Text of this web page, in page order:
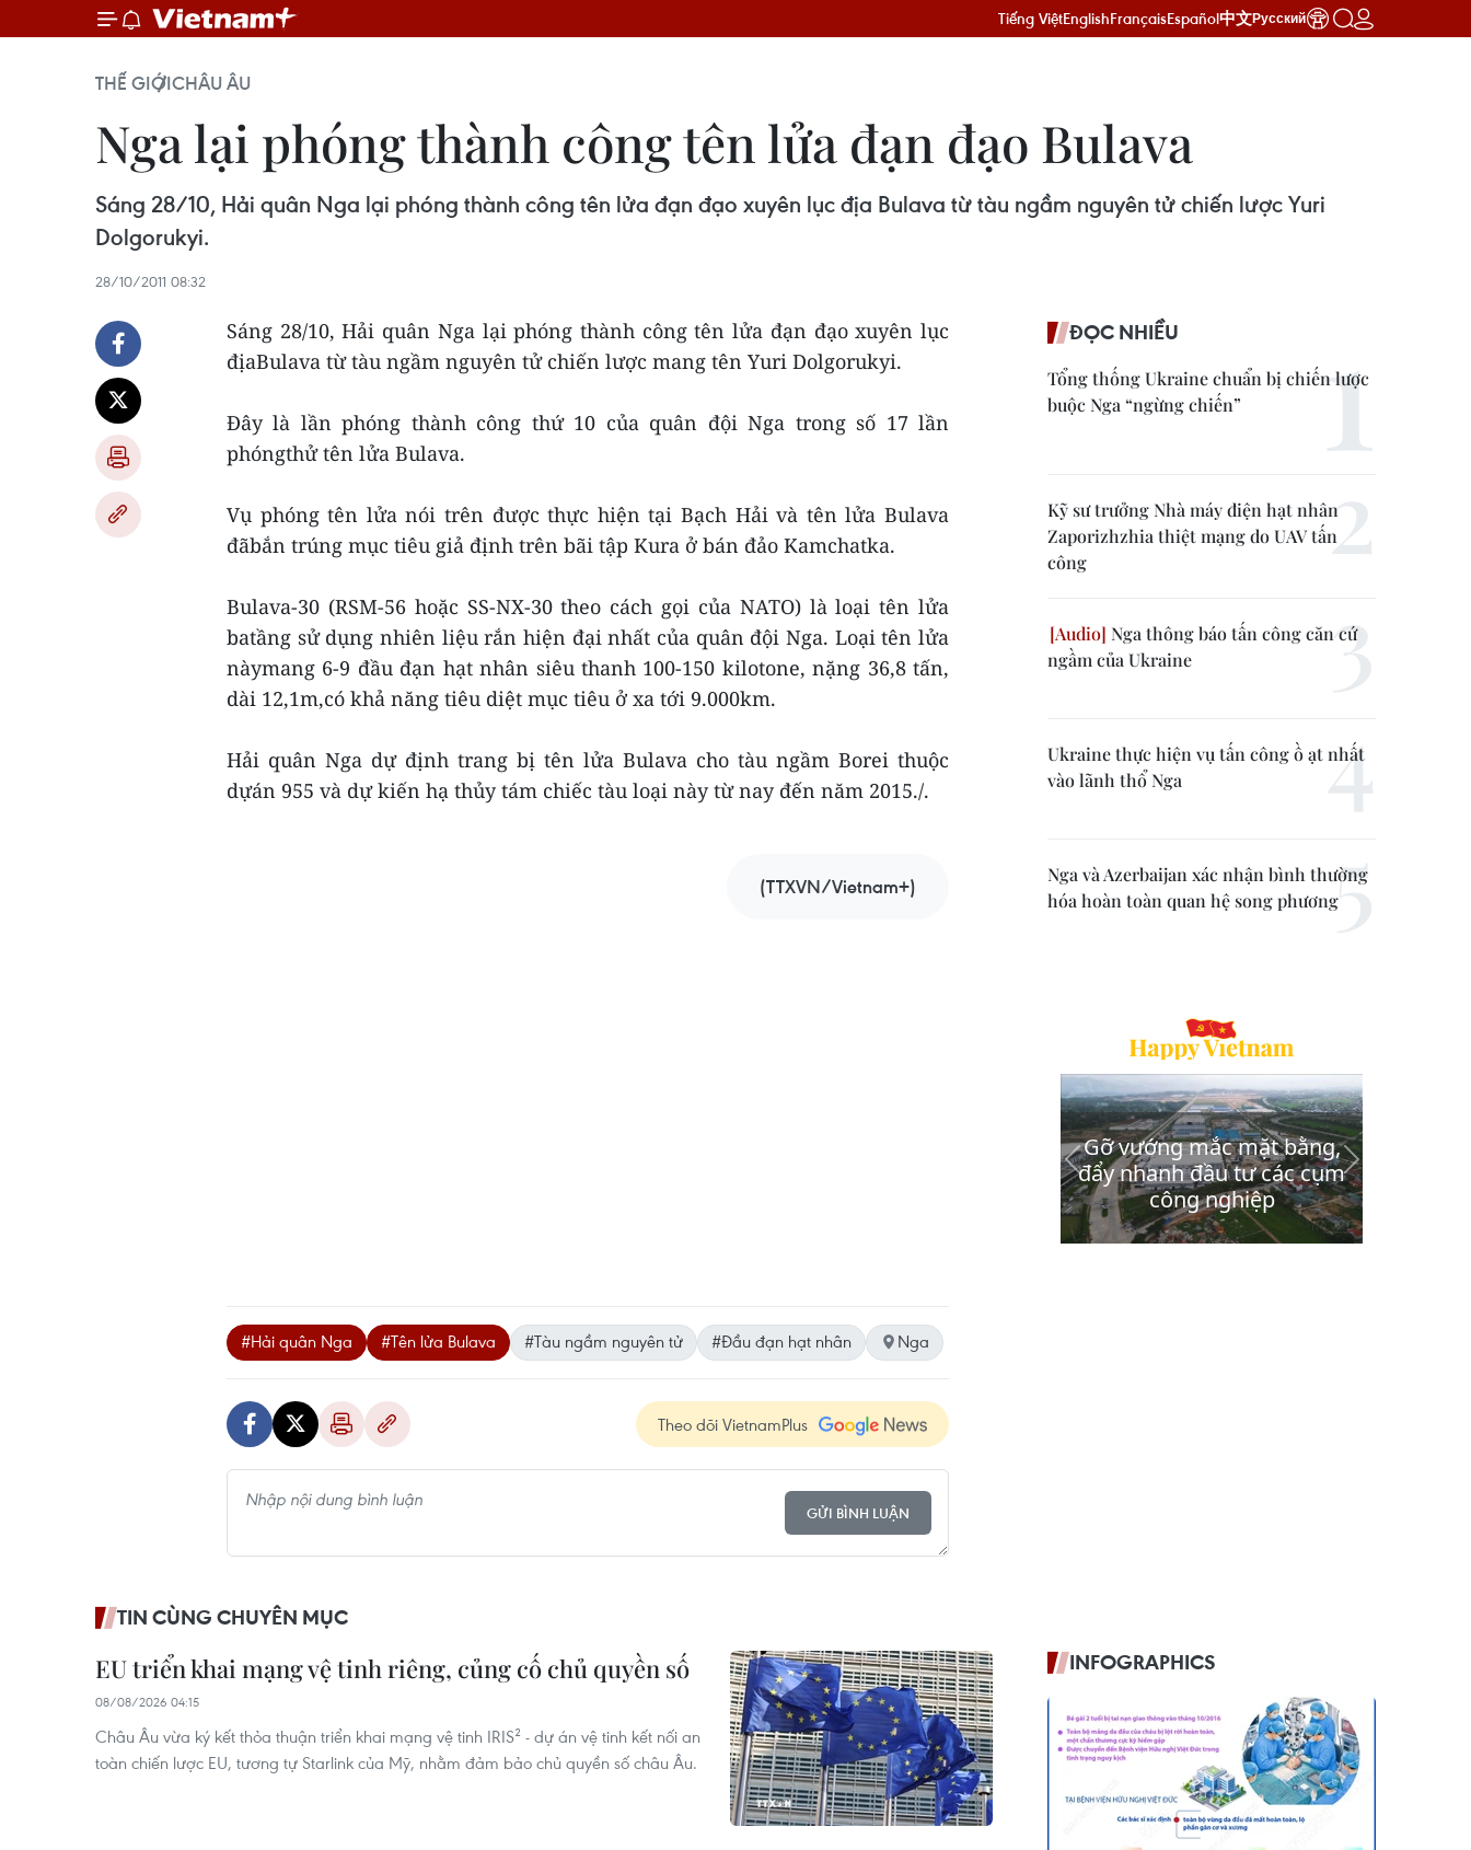
Tiếng ViệtEnglishFrançaisEspañol中文Русский
THẾ GIỚICHÂU ÂU
Nga lại phóng thành công tên lửa đạn đạo Bulava
Sáng 28/10, Hải quân Nga lại phóng thành công tên lửa đạn đạo xuyên lục địa Bulava từ tàu ngầm nguyên tử chiến lược Yuri
Dolgorukyi.
28/10/2011 08:32
Sáng 28/10, Hải quân Nga lại phóng thành công tên lửa đạn đạo xuyên lục
địaBulava từ tàu ngầm nguyên tử chiến lược mang tên Yuri Dolgorukyi.
Đây là lần phóng thành công thứ 10 của quân đội Nga trong số 17 lần
phóngthử tên lửa Bulava.
Vụ phóng tên lửa nói trên được thực hiện tại Bạch Hải và tên lửa Bulava
đãbắn trúng mục tiêu giả định trên bãi tập Kura ở bán đảo Kamchatka.
Bulava-30 (RSM-56 hoặc SS-NX-30 theo cách gọi của NATO) là loại tên lửa
batầng sử dụng nhiên liệu rắn hiện đại nhất của quân đội Nga. Loại tên lửa
nàymang 6-9 đầu đạn hạt nhân siêu thanh 100-150 kilotone, nặng 36,8 tấn,
dài 12,1m,có khả năng tiêu diệt mục tiêu ở xa tới 9.000km.
Hải quân Nga dự định trang bị tên lửa Bulava cho tàu ngầm Borei thuộc
dựán 955 và dự kiến hạ thủy tám chiếc tàu loại này từ nay đến năm 2015./.
(TTXVN/Vietnam+)
#Hải quân Nga #Tên lửa Bulava #Tàu ngầm nguyên tử #Đầu đạn hạt nhân Nga
Theo dõi VietnamPlus
GỬI BÌNH LUẬN
TIN CÙNG CHUYÊN MỤC
EU triển khai mạng vệ tinh riêng, củng cố chủ quyền số
08/08/2026 04:15
Châu Âu vừa ký kết thỏa thuận triển khai mạng vệ tinh IRIS² - dự án vệ tinh kết nối an
toàn chiến lược EU, tương tự Starlink của Mỹ, nhằm đảm bảo chủ quyền số châu Âu.
ĐỌC NHIỀU
Tổng thống Ukraine chuẩn bị chiến lược
buộc Nga “ngừng chiến”
Kỹ sư trưởng Nhà máy điện hạt nhân
Zaporizhzhia thiệt mạng do UAV tấn
công
Nga thông báo tấn công căn cứ
ngầm của Ukraine
Ukraine thực hiện vụ tấn công ồ ạt nhất
vào lãnh thổ Nga
Nga và Azerbaijan xác nhận bình thường
hóa hoàn toàn quan hệ song phương
INFOGRAPHICS